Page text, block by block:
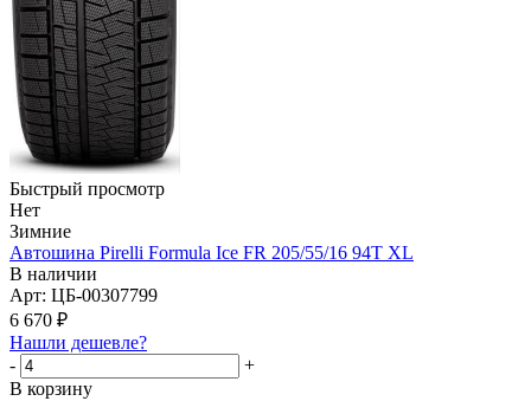
Быстрый просмотр
Нет
Зимние
Автошина Pirelli Formula Ice FR 205/55/16 94T XL
В наличии
Арт: ЦБ-00307799
6 670 ₽
Нашли дешевле?
-
+
В корзину